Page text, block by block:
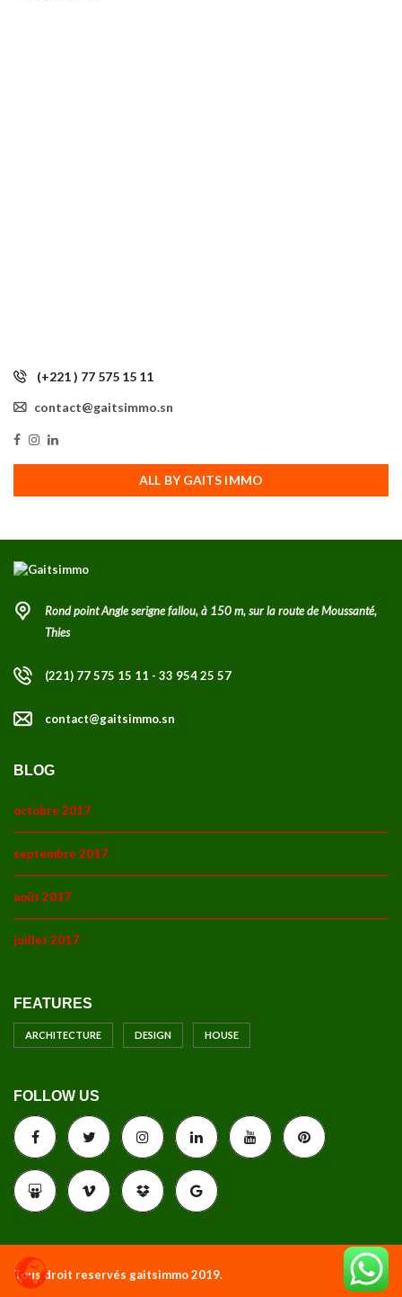
(+221 ) 77 575 15 11
contact@gaitsimmo.sn
ALL BY GAITS IMMO
Rond point Angle serigne fallou, à 150 m, sur la route de Moussanté,
Thies
(221) 77 575 15 11 - 33 954 25 57
contact@gaitsimmo.sn
BLOG
octobre 2017
septembre 2017
août 2017
juillet 2017
FEATURES
ARCHITECTURE DESIGN HOUSE
FOLLOW US
Tous droit reservés gaitsimmo 2019.